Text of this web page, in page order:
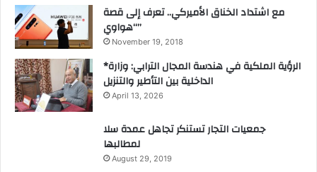
ر
ط
مع اشتداد الخناق الأميركي.. تعرف إلى قصة
“هواوي”
November 19, 2018
*الرؤية الملكية في هندسة المجال الترابي: وزارة
الداخلية بين التأطير والتنزيل
April 13, 2026
جمعيات التجار تستنكر تجاهل عمدة سلا
لمطالبها
August 29, 2019